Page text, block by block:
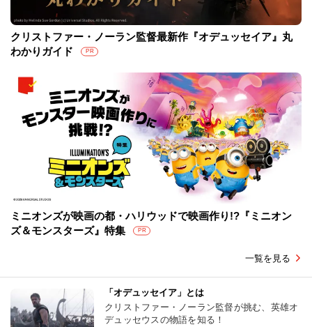
クリストファー・ノーラン監督最新作『オデュッセイア』丸
わかりガイド
PR
ミニオンズが映画の都・ハリウッドで映画作り!?『ミニオン
ズ＆モンスターズ』特集
PR
一覧を見る
「オデュッセイア」とは
クリストファー・ノーラン監督が挑む、英雄オ
デュッセウスの物語を知る！